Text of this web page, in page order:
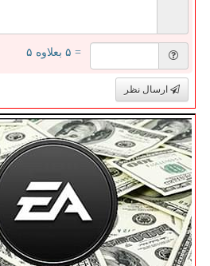
= ۵ بعلاوه ۵
ارسال نظر